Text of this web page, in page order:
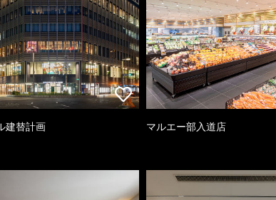
建替計画 マルエー部入道店